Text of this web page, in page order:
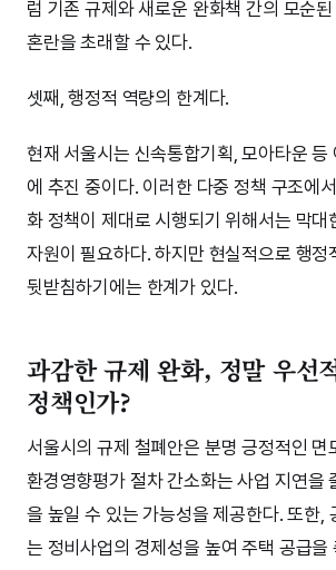
럼 기존 규제와 새로운 완화책 간의 모순된
혼란을 초래할 수 있다.
셋째, 행정적 역량의 한계다.
현재 서울시는 신속통합기획, 모아타운 등
에 추진 중이다. 이러한 다중 정책 구조에
화 정책이 제대로 시행되기 위해서는 막대
자원이 필요하다. 하지만 현실적으로 행정
뒷받침하기에는 한계가 있다.
과감한 규제 완화, 정말 우선
정책인가?
서울시의 규제 철폐안은 분명 긍정적인 면
환경영향평가 절차 간소화는 사업 지연을
을 높일 수 있는 가능성을 제공한다. 또한,
는 정비사업의 경제성을 높여 주택 공급을